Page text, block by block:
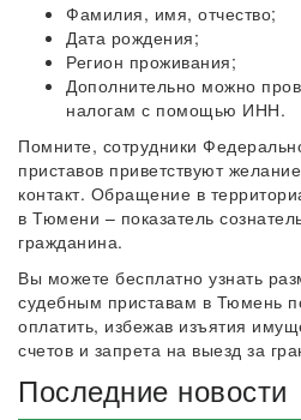
Фамилия, имя, отчество;
Дата рождения;
Регион проживания;
Дополнительно можно
налогам с помощью ИНН.
Помните, сотрудники
приставов приветствуют
контакт. Обращение в
в Тюмени – показатель
гражданина.
Вы можете бесплатно узнать
судебным приставам в Тюмень
оплатить, избежав изъятия
счетов и запрета на выезд за
Последние новости